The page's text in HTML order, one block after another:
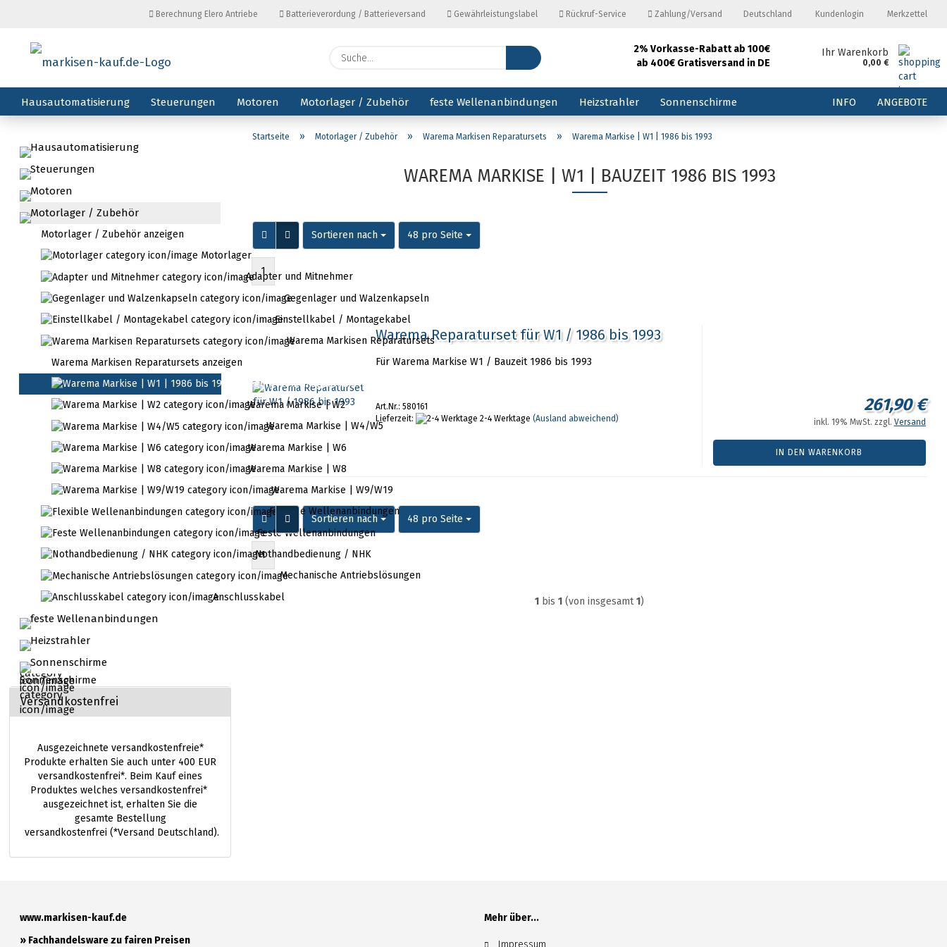
Berechnung Elero Antriebe Batterieverordung / Batterieversand Gewährleistungslabel Rückruf-Service Zahlung/Versand Deutschland
Lieferland
Kundenlogin
Passwort
Merkzettel
Suche...
2% Vorkasse-Rabatt ab 100€
ab 400€ Gratisversand in DE
Ihr Warenkorb
0,00 €
Hausautomatisierung Steuerungen Motoren Motorlager / Zubehör feste Wellenanbindungen Heizstrahler Sonnenschirme INFO ANGEBOTE
Startseite » Motorlager / Zubehör » Warema Markisen Reparatursets » Warema Markise | W1 | 1986 bis 1993
WAREMA MARKISE | W1 | BAUZEIT 1986 BIS 1993
Sortieren nach
Sortieren nach 48 pro Seite
pro Seite
1
Warema Reparaturset für W1 / 1986 bis 1993
Für Warema Markise W1 / Bauzeit 1986 bis 1993
Art.Nr.: 580161
Lieferzeit:
2-4 Werktage (Ausland abweichend)
261,90 €
inkl. 19% MwSt. zzgl. Versand
IN DEN WARENKORB
Sortieren nach
Sortieren nach 48 pro Seite
pro Seite
1
1 bis1 (von insgesamt1)
Hausautomatisierung
Steuerungen
Motoren
Motorlager / Zubehör
Motorlager / Zubehör anzeigen
Motorlager
Adapter und Mitnehmer
Gegenlager und Walzenkapseln
Einstellkabel / Montagekabel
Warema Markisen Reparatursets
Warema Markisen Reparatursets anzeigen
Warema Markise | W1 | 1986 bis 1993
Warema Markise | W2
Warema Markise | W4/W5
Warema Markise | W6
Warema Markise | W8
Warema Markise | W9/W19
Flexible Wellenanbindungen
Feste Wellenanbindungen
Nothandbedienung / NHK
Mechanische Antriebslösungen
Anschlusskabel
feste Wellenanbindungen
Heizstrahler
Sonnenschirme
Versandkostenfrei
Ausgezeichnete versandkostenfreie*
Produkte erhalten Sie auch unter 400 EUR
versandkostenfrei*. Beim Kauf eines
Produktes welches versandkostenfrei*
ausgezeichnet ist, erhalten Sie die
gesamte Bestellung
versandkostenfrei (*Versand Deutschland).
www.markisen-kauf.de
» Fachhandelsware zu fairen Preisen
Mehr über...
Impressum